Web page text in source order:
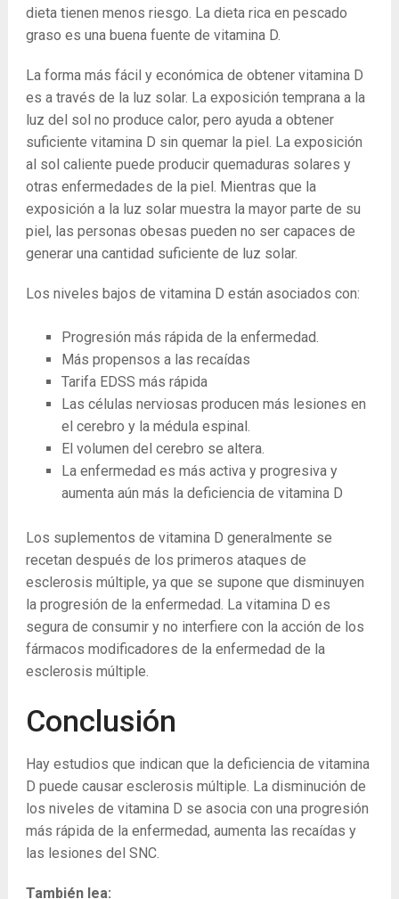
dieta tienen menos riesgo. La dieta rica en pescado
graso es una buena fuente de vitamina D.
La forma más fácil y económica de obtener vitamina D
es a través de la luz solar. La exposición temprana a la
luz del sol no produce calor, pero ayuda a obtener
suficiente vitamina D sin quemar la piel. La exposición
al sol caliente puede producir quemaduras solares y
otras enfermedades de la piel. Mientras que la
exposición a la luz solar muestra la mayor parte de su
piel, las personas obesas pueden no ser capaces de
generar una cantidad suficiente de luz solar.
Los niveles bajos de vitamina D están asociados con:
Progresión más rápida de la enfermedad.
Más propensos a las recaídas
Tarifa EDSS más rápida
Las células nerviosas producen más lesiones en
el cerebro y la médula espinal.
El volumen del cerebro se altera.
La enfermedad es más activa y progresiva y
aumenta aún más la deficiencia de vitamina D
Los suplementos de vitamina D generalmente se
recetan después de los primeros ataques de
esclerosis múltiple, ya que se supone que disminuyen
la progresión de la enfermedad. La vitamina D es
segura de consumir y no interfiere con la acción de los
fármacos modificadores de la enfermedad de la
esclerosis múltiple.
Conclusión
Hay estudios que indican que la deficiencia de vitamina
D puede causar esclerosis múltiple. La disminución de
los niveles de vitamina D se asocia con una progresión
más rápida de la enfermedad, aumenta las recaídas y
las lesiones del SNC.
También lea: